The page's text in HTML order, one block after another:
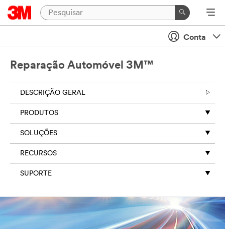
Conta
Reparação Automóvel 3M™
DESCRIÇÃO GERAL
PRODUTOS
SOLUÇÕES
RECURSOS
SUPORTE